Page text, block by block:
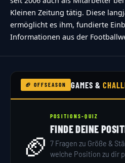
Kleinen Zeitung tätig. Diese
ermöglicht es ihm, fundierte
Informationen aus der
🏈 OFFSEASON GAMES &
🏈
POSITIONS-QUIZ
FINDE DEINE
7 Fragen zu Größe &
welche Position zu dir